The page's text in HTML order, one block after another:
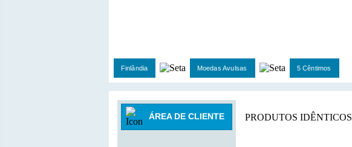
Finlândia Moedas Avulsas 5 Cêntimos
ÁREA DE CLIENTE PRODUTOS IDÊNTICOS